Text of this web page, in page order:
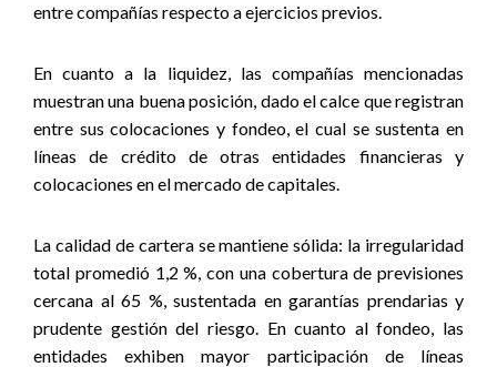
entre compañías respecto a ejercicios previos.
En cuanto a la liquidez, las compañías mencionadas
muestran una buena posición, dado el calce que registran
entre sus colocaciones y fondeo, el cual se sustenta en
líneas de crédito de otras entidades financieras y
colocaciones en el mercado de capitales.
La calidad de cartera se mantiene sólida: la irregularidad
total promedió 1,2 %, con una cobertura de previsiones
cercana al 65 %, sustentada en garantías prendarias y
prudente gestión del riesgo. En cuanto al fondeo, las
entidades exhiben mayor participación de líneas